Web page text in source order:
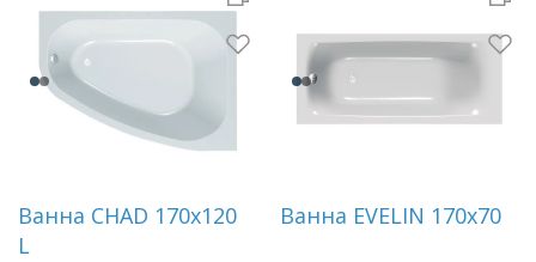
Ванна CHAD 170x120
L
Ванна EVELIN 170x70